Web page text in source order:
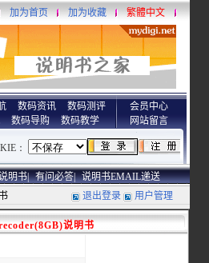
加为首页 加为收藏 繁體中文
数码资讯
数码测评
数码导购 数码教学
会员中心
网站留言
明书| 有问必答| 说明书EMAIL递送
退出登录 用户管理
说明书